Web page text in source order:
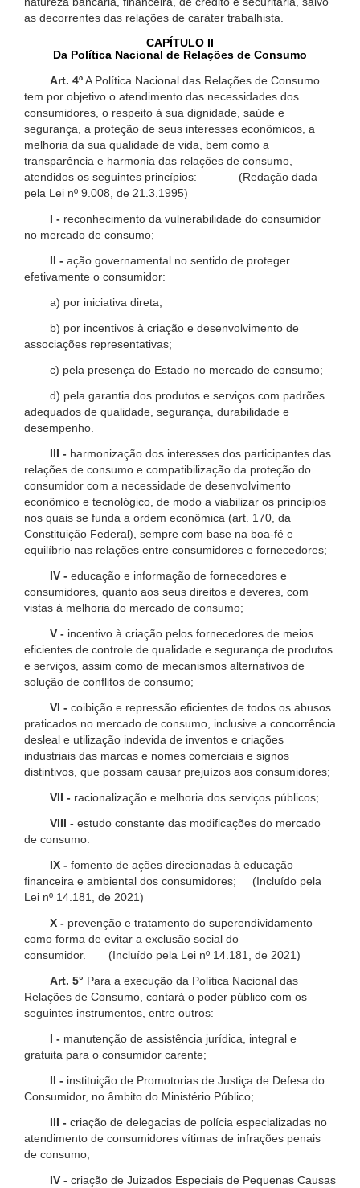
as decorrentes das relações de caráter trabalhista.
CAPÍTULO II
Da Política Nacional de Relações de Consumo
Art. 4ºA Política Nacional das Relações de Consumo
tem por objetivo o atendimento das necessidades dos
consumidores, o respeito à sua dignidade, saúde e
segurança, a proteção de seus interesses econômicos, a
melhoria da sua qualidade de vida, bem como a
transparência e harmonia das relações de consumo,
atendidos os seguintes princípios: (Redação dada
pela Lei nº 9.008, de 21.3.1995)
I - reconhecimento da vulnerabilidade do consumidor
no mercado de consumo;
II - ação governamental no sentido de proteger
efetivamente o consumidor:
a) por iniciativa direta;
b) por incentivos à criação e desenvolvimento de
associações representativas;
c) pela presença do Estado no mercado de consumo;
d) pela garantia dos produtos e serviços com padrões
adequados de qualidade, segurança, durabilidade e
desempenho.
III - harmonização dos interesses dos participantes das
relações de consumo e compatibilização da proteção do
consumidor com a necessidade de desenvolvimento
econômico e tecnológico, de modo a viabilizar os princípios
nos quais se funda a ordem econômica (art. 170, da
Constituição Federal), sempre com base na boa-fé e
equilíbrio nas relações entre consumidores e fornecedores;
IV - educação e informação de fornecedores e
consumidores, quanto aos seus direitos e deveres, com
vistas à melhoria do mercado de consumo;
V - incentivo à criação pelos fornecedores de meios
eficientes de controle de qualidade e segurança de produtos
e serviços, assim como de mecanismos alternativos de
solução de conflitos de consumo;
VI - coibição e repressão eficientes de todos os abusos
praticados no mercado de consumo, inclusive a concorrência
desleal e utilização indevida de inventos e criações
industriais das marcas e nomes comerciais e signos
distintivos, que possam causar prejuízos aos consumidores;
VII - racionalização e melhoria dos serviços públicos;
VIII - estudo constante das modificações do mercado
de consumo.
IX - fomento de ações direcionadas à educação
financeira e ambiental dos consumidores; (Incluído pela
Lei nº 14.181, de 2021)
X - prevenção e tratamento do superendividamento
como forma de evitar a exclusão social do
consumidor. (Incluído pela Lei nº 14.181, de 2021)
Art. 5° Para a execução da Política Nacional das
Relações de Consumo, contará o poder público com os
seguintes instrumentos, entre outros:
I - manutenção de assistência jurídica, integral e
gratuita para o consumidor carente;
II - instituição de Promotorias de Justiça de Defesa do
Consumidor, no âmbito do Ministério Público;
III - criação de delegacias de polícia especializadas no
atendimento de consumidores vítimas de infrações penais
de consumo;
IV - criação de Juizados Especiais de Pequenas Causas